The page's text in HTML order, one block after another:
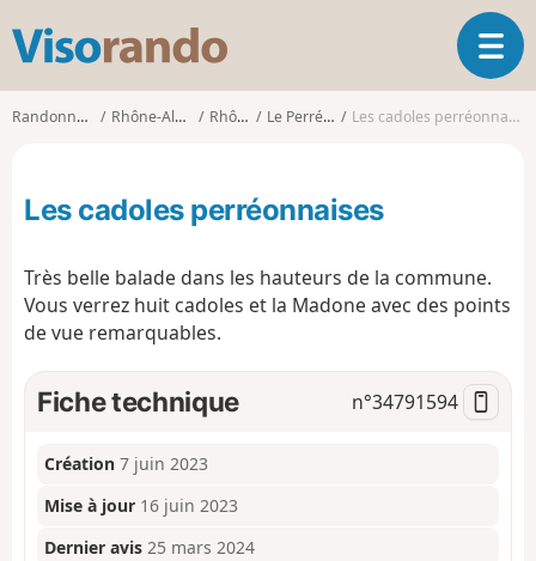
s
o
d
O
u
a
v
a
Randonnées Rhône-Alpes Rhône Le Perréon Les cadoles perréonnaises
Les cadoles perréonnaises
Très belle balade dans les hauteurs de la commune.
Vous verrez huit cadoles et la Madone avec des points
de vue remarquables.
Fiche technique n°34791594
Création 7 juin 2023
Mise à jour 16 juin 2023
Dernier avis 25 mars 2024